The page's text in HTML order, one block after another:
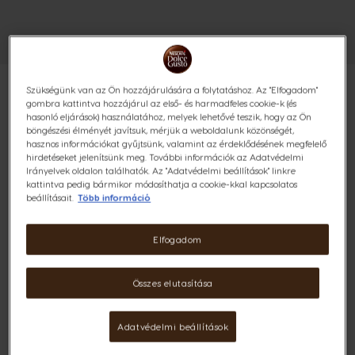
CARAMEL LATTE MACCHIATO
96 KAPSZULÁS CSOMAG
Kényeztesd és add át magad ennek az ellenállhatatlanul
semlyes és kiváló minőségű arabica és robusta
Szükségünk van az Ön hozzájárulására a folytatáshoz. Az "Elfogadom"
gombra kattintva hozzájárul az első- és harmadfeles cookie-k (és
hasonló eljárások) használatához, melyek lehetővé teszik, hogy az Ön
böngészési élményét javítsuk, mérjük a weboldalunk közönségét,
hasznos információkat gyűjtsünk, valamint az érdeklődésének megfelelő
hirdetéseket jelenítsünk meg. További információk az Adatvédelmi
Irányelvek oldalon találhatók. Az "Adatvédelmi beállítások" linkre
kattintva pedig bármikor módosíthatja a cookie-kkal kapcsolatos
beállításait.
Több információ
Összes elutasítása
Elfogadom
Adatvédelmi beállítások